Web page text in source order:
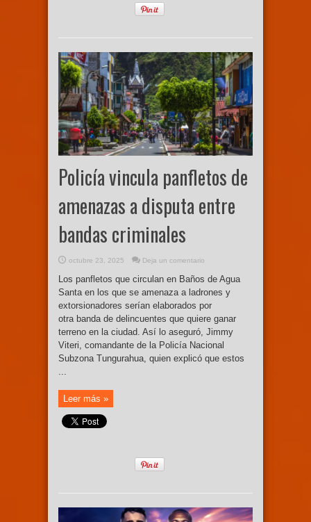
Policía vincula panfletos de
amenazas a disputa entre
bandas criminales
octubre 23, 2025 Deja un comentario
Los panfletos que circulan en Baños de Agua
Santa en los que se amenaza a ladrones y
extorsionadores serían elaborados por
otra banda de delincuentes que quiere ganar
terreno en la ciudad. Así lo aseguró, Jimmy
Viteri, comandante de la Policía Nacional
Subzona Tungurahua, quien explicó que estos
...
Leer más »